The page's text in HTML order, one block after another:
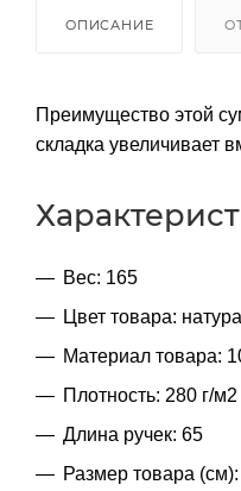
ОПИСАНИЕ
Преимущество этой
складка увеличивает
Вес: 165
Цвет товара:
Материал товара:
Плотность: 280 г/м2
Длина ручек: 65
Размер товара